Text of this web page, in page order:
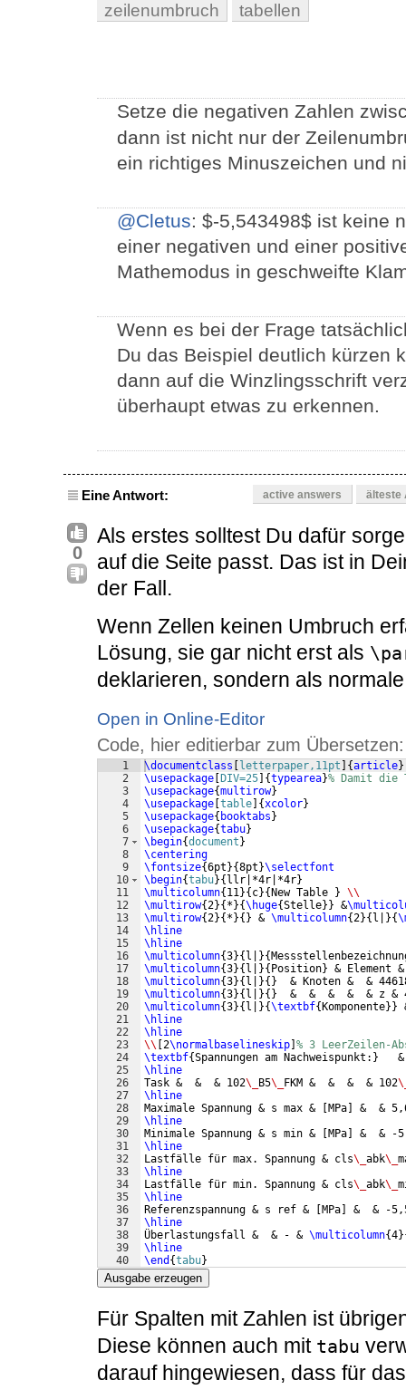
zeilenumbruch tabellen
Setze die negativen Zahlen
dann ist nicht nur der
ein richtiges Minuszeichen und
@Cletus: $-5,543498$ ist keine
einer negativen und einer
Mathemodus in geschweifte
Wenn es bei der Frage
Du das Beispiel deutlich kürzen
dann auf die Winzlingsschrift
überhaupt etwas zu erkennen.
Eine Antwort: active answers älteste
0
Als erstes solltest Du dafür
auf die Seite passt. Das ist in
der Fall.
Wenn Zellen keinen Umbruch
Lösung, sie gar nicht erst als
deklarieren, sondern als
Open in Online-Editor
Code, hier editierbar zum Übersetzen:
1
2
3
4
5
6
7
8
9
10
11
12
13
14
15
16
17
18
19
20
21
22
23
24
25
26
27
28
29
30
31
32
33
34
35
36
37
38
39
40
41
\documentclass letterpaper,11pt {article}
\usepackage
DIV=25 {typearea}% Damit
\usepackage{multirow}
\usepackage table {xcolor}
\usepackage{ booktabs }
\usepackage{tabu}
\begin{document }
\centering
\fontsize{6pt }{8pt }\selectfont
\begin{tabu}{ llr|*4r|*4r}
\multicolumn{ 11}{ c}{ New Table } \\
\multirow{2}{ * }{\huge{Stelle}} &
\multirow{2}{ * }{ } & \multicolumn{2}{ l| }{
\hline
\hline
\multicolumn{3}{ l| }{
\multicolumn{3}{ l| }{ Position} & Element
\multicolumn{3}{ l| }{ }
& Knoten &  &
\multicolumn{3}{ l| }{ }
&  &  &  &  & z
\multicolumn{3}{ l| }{\textbf{ Komponente}}
\hline
\hline
\\ 2\normalbaselineskip % 3 LeerZeilen-
\textbf{Spannungen am Nachweispunkt: }
\hline
Task &  &  & 102\_ B5\_ FKM &  &  &  & 102
\hline
Maximale Spannung & s max &
MPa
&  &
\hline
Minimale Spannung & s min &
MPa
&  & -
\hline
Lastfälle für max. Spannung & cls\_ abk\_
\hline
Lastfälle für min. Spannung & cls\_ abk\_
\hline
Referenzspannung & s ref &
MPa
&  & -
\hline
Überlastungsfall &  & - & \multicolumn{4}
\hline
\end {tabu}
\end{document
Ausgabe erzeugen
Für Spalten mit Zahlen ist
Diese können auch mit tabu
darauf hingewiesen, dass für